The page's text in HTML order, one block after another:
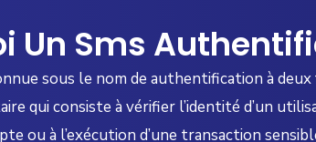
Un Sms
sous le nom de authentification à
qui consiste à vérifier l’identité d’un
ou à l’exécution d’une transaction